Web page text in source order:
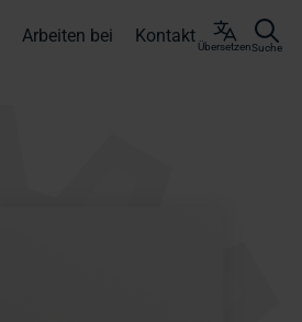
ÜbersetzenSuche
Arbeiten bei Kontakt